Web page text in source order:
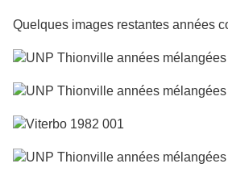
Quelques images restantes années